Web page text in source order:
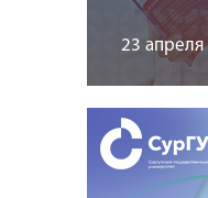
23 апреля